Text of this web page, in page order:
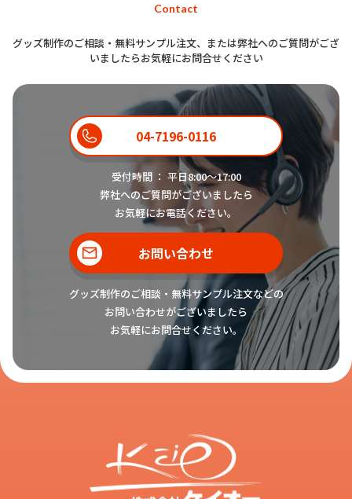
Contact
グッズ制作のご相談・無料サンプル注文、または弊社へのご質問がござ
いましたらお気軽にお問合せください
04-7196-0116
受付時間 ： 平日8:00〜17:00
弊社へのご質問がございましたら
お気軽にお電話ください。
お問い合わせ
グッズ制作のご相談・無料サンプル注文などの
お問い合わせがございましたら
お気軽にお問合せください。